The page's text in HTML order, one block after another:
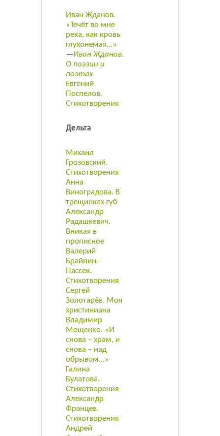
Иван Жданов.
«Течёт во мне
река, как кровь
глухонемая…»
—Иван Жданов.
О поэзии и
поэтах
Евгений
Поспелов.
Стихотворения
Дельта
Михаил
Грозовский.
Стихотворения
Анна
Виноградова. В
трещинках губ
Александр
Радашкевич.
Вникая в
прописное
Валерий
Брайнин-­
Пассек.
Стихотворения
Сергей
Золотарёв. Моя
христиниана
Владимир
Мощенко. «И
снова – храм, и
снова – над
обрывом…»
Галина
Булатова.
Стихотворения
Александр
Францев.
Стихотворения
Андрей